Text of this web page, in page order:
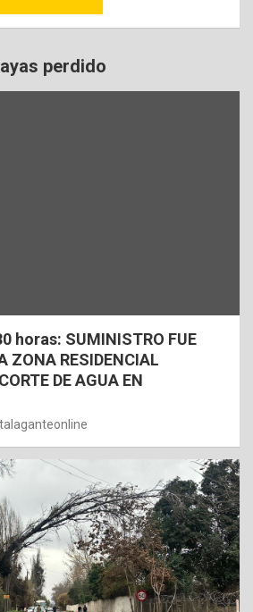
perdido
horas: SUMINISTRO FUE
ZONA RESIDENCIAL
DE AGUA EN